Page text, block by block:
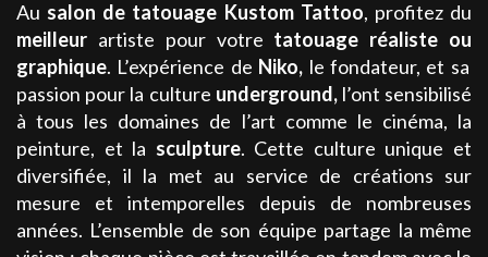
Au salon de tatouage Kustom Tattoo, profitez du
meilleur artiste pour votre tatouage réaliste ou
graphique. L’expérience de Niko, le fondateur, et sa
passion pour la culture underground, l’ont sensibilisé
à tous les domaines de l’art comme le cinéma, la
peinture, et la sculpture. Cette culture unique et
diversifiée, il la met au service de créations sur
mesure et intemporelles depuis de nombreuses
années. L’ensemble de son équipe partage la même